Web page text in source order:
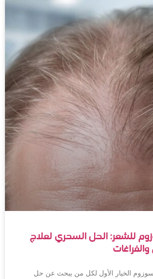
للشعر: الحل السحري لعلاج
الخيار الأول لكل من يبحث عن حل